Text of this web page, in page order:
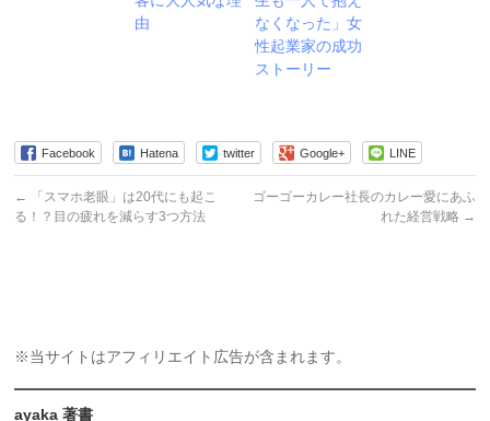
由
なくなった」女
性起業家の成功
ストーリー
Facebook Hatena twitter Google+ LINE
←
「スマホ老眼」は20代にも起こ
る！？目の疲れを減らす3つ方法
ゴーゴーカレー社長のカレー愛にあふ
れた経営戦略 →
※当サイトはアフィリエイト広告が含まれます。
ayaka 著書